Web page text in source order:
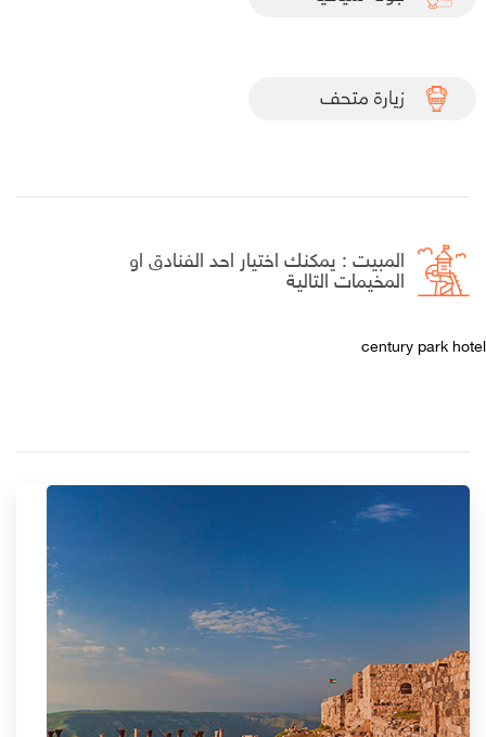
المبيت : يمكنك اختيار احد الفنادق او
المخيمات التالية
century park hotel